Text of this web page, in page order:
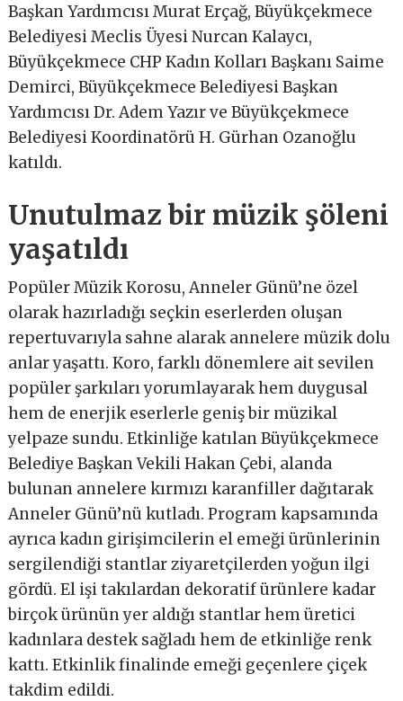
Başkan Yardımcısı Murat Erçağ, Büyükçekmece
Belediyesi Meclis Üyesi Nurcan Kalaycı,
Büyükçekmece CHP Kadın Kolları Başkanı Saime
Demirci, Büyükçekmece Belediyesi Başkan
Yardımcısı Dr. Adem Yazır ve Büyükçekmece
Belediyesi Koordinatörü H. Gürhan Ozanoğlu
katıldı.
Unutulmaz bir müzik şöleni
yaşatıldı
Popüler Müzik Korosu, Anneler Günü’ne özel
olarak hazırladığı seçkin eserlerden oluşan
repertuvarıyla sahne alarak annelere müzik dolu
anlar yaşattı. Koro, farklı dönemlere ait sevilen
popüler şarkıları yorumlayarak hem duygusal
hem de enerjik eserlerle geniş bir müzikal
yelpaze sundu. Etkinliğe katılan Büyükçekmece
Belediye Başkan Vekili Hakan Çebi, alanda
bulunan annelere kırmızı karanfiller dağıtarak
Anneler Günü’nü kutladı. Program kapsamında
ayrıca kadın girişimcilerin el emeği ürünlerinin
sergilendiği stantlar ziyaretçilerden yoğun ilgi
gördü. El işi takılardan dekoratif ürünlere kadar
birçok ürünün yer aldığı stantlar hem üretici
kadınlara destek sağladı hem de etkinliğe renk
kattı. Etkinlik finalinde emeği geçenlere çiçek
takdim edildi.